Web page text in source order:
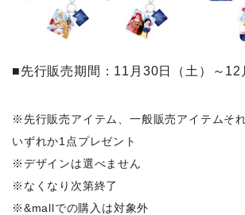
■先行販売期間：11月30日（土）～12
※先行販売アイテム、一般販売アイテムそ
いずれか1点プレゼント
※デザインは選べません
※なくなり次第終了
※&mallでの購入は対象外